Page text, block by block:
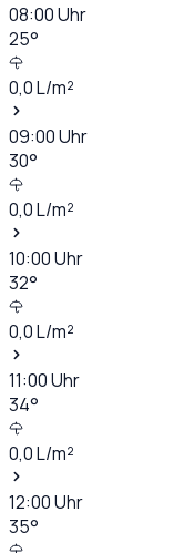
08:00Uhr
25°
0,0L/m²
09:00Uhr
30°
0,0L/m²
10:00Uhr
32°
0,0L/m²
11:00Uhr
34°
0,0L/m²
12:00Uhr
35°